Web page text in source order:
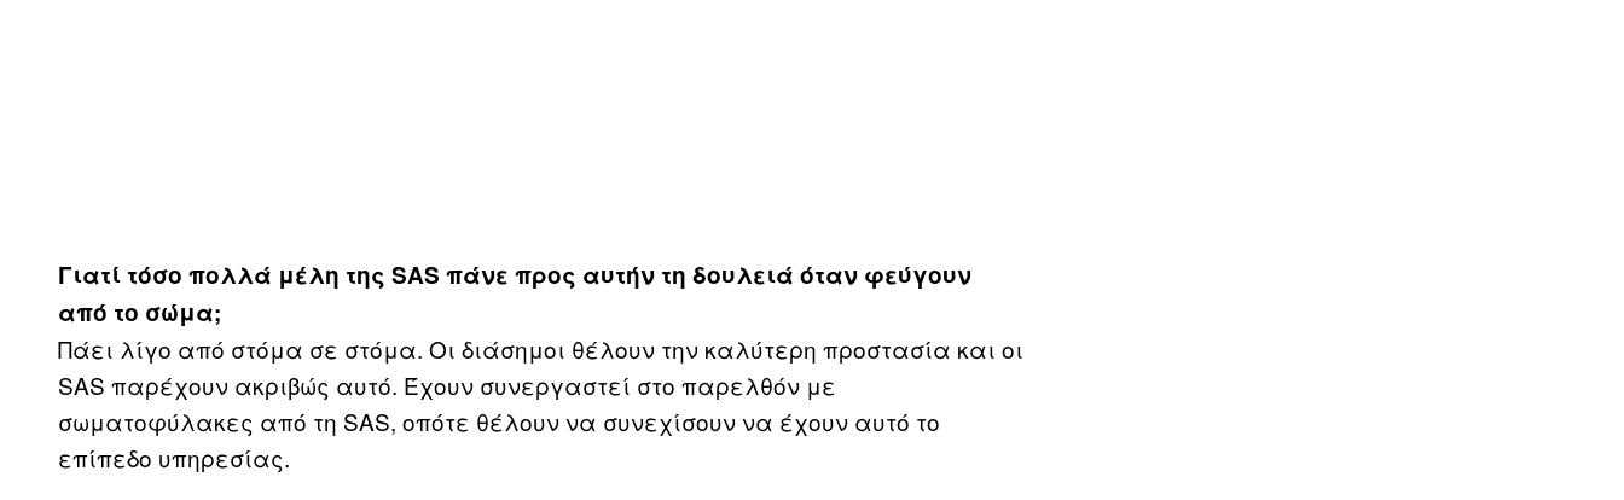
Γιατί τόσο πολλά μέλη της SAS πάνε προς αυτήν τη δουλειά όταν φεύγουν
από το σώμα;
Πάει λίγο από στόμα σε στόμα. Οι διάσημοι θέλουν την καλύτερη προστασία και οι
SAS παρέχουν ακριβώς αυτό. Έχουν συνεργαστεί στο παρελθόν με
σωματοφύλακες από τη SAS, οπότε θέλουν να συνεχίσουν να έχουν αυτό το
επίπεδο υπηρεσίας.